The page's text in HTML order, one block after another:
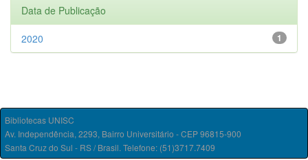
Data de Publicação
1
2020
Bibliotecas UNISC
Av. Independência, 2293, Bairro Universitário - CEP 96815-900
Santa Cruz do Sul - RS / Brasil. Telefone: (51)3717.7409